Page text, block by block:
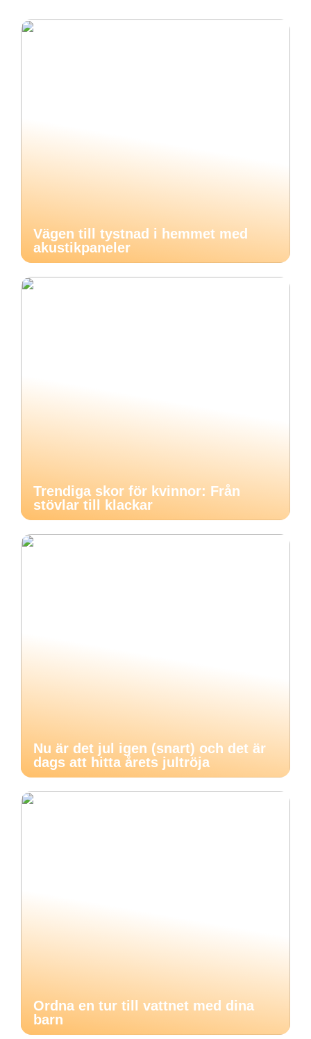
Vägen till tystnad i hemmet med
akustikpaneler
Trendiga skor för kvinnor: Från
stövlar till klackar
Nu är det jul igen (snart) och det är
dags att hitta årets jultröja
Ordna en tur till vattnet med dina
barn